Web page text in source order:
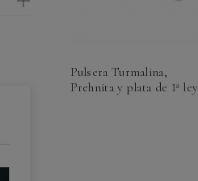
Pulsera Turmalina,
Prehnita y plata de 1ª ley